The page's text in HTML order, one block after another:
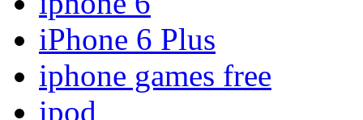
iPhone 6 Plus
iphone games free
ipod